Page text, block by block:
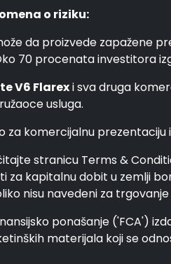
o riziku:
da proizvede zapažene
70 procenata investitora
V6 Flarexi sva druga
usluga.
za komercijalnu prezentaciju
stranicu Terms &
za kapitalnu dobit u zemlji
nisu navedeni za
ponašanje ('FCA')
materijala koji se